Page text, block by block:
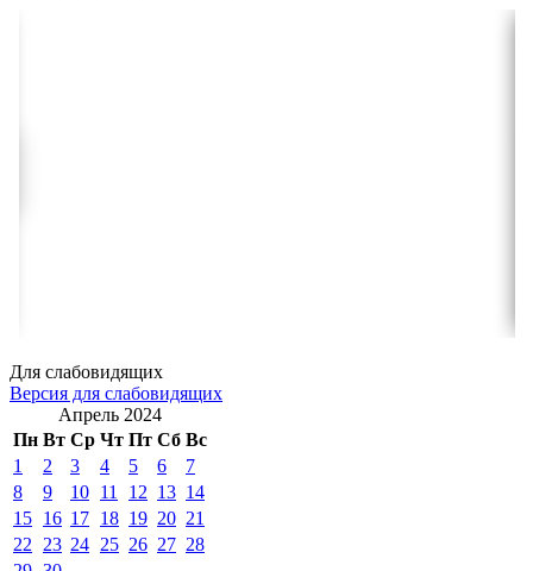
Для слабовидящих
Версия для слабовидящих
Апрель 2024
Пн Вт Ср Чт Пт Сб Вс
1
2 3 4 5 6
7
8
9 10 11 12 13 14
15 16 17 18 19 20 21
22
23 24 25 26 27 28